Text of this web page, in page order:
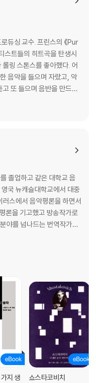
너의 〈Hurt〉 vs. 캐시의 〈Hur
ASMR을 들으면 마음이 편안
이야?
| 음악이 배경이 되어버린 시
가능성의 시간, 프리프로덕션
네이키드 레이디스 음반 제
청취 프로필 분석 | 멍때리기
억
듀싱 교수. 프린스의 《Pur
스트들의 히트곡을 탄생시
음악을 들으며 자랐고, 악
또 들으며 음반을 만드는
등학교를 중퇴하고 공장
졸업하고 같은 대학교 음
국 뉴캐슬대학교에서 대중
스에서 음악평론을 하면서
론을 기고했고 방송작가로
야를 넘나드는 번역작가로
책으로 『뇌의 왈츠』,
지 생
쇼스타코비치